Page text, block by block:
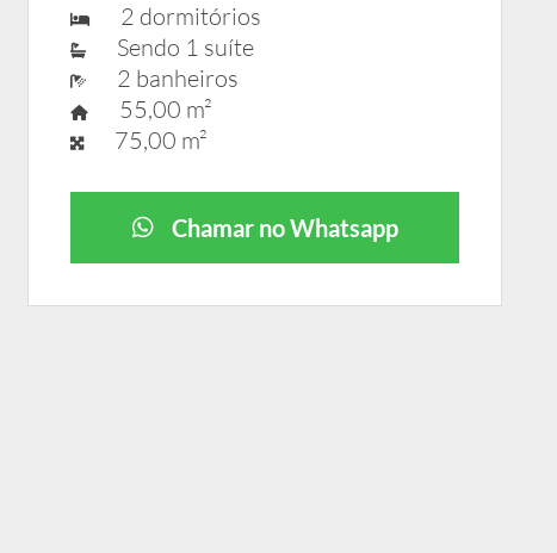
2 dormitórios
Sendo 1 suíte
2 banheiros
55,00 m²
75,00 m²
Chamar no Whatsapp